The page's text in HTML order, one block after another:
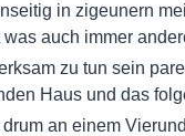
in zigeunern
was auch immer
zu tun sein
Haus und das
drum an einem